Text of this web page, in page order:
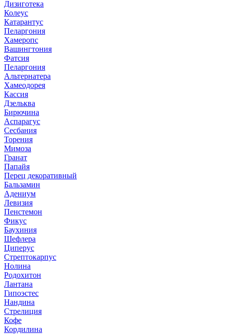
Дизиготека
Колеус
Катарантус
Пеларгония
Хамеропс
Вашингтония
Фатсия
Пеларгония
Альтернатера
Хамеодорея
Кассия
Дзельква
Бирючина
Аспарагус
Сесбания
Торения
Мимоза
Гранат
Папайя
Перец декоративный
Бальзамин
Адениум
Левизия
Пенстемон
Фикус
Баухиния
Шефлера
Циперус
Стрептокарпус
Нолина
Родохитон
Лантана
Гипоэстес
Нандина
Стрелиция
Кофе
Кордилина